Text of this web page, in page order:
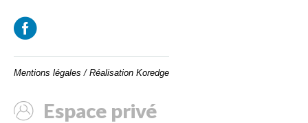
Mentions légales / Réalisation Koredge
Espace privé